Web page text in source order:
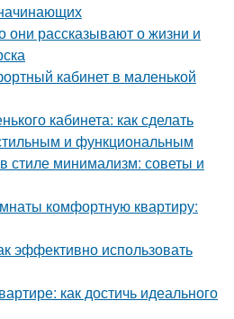
они рассказывают о жизни и
кабинет в маленькой
кабинета: как сделать
и функциональным
стиле минимализм: советы и
комфортную квартиру:
эффективно использовать
как достичь идеального